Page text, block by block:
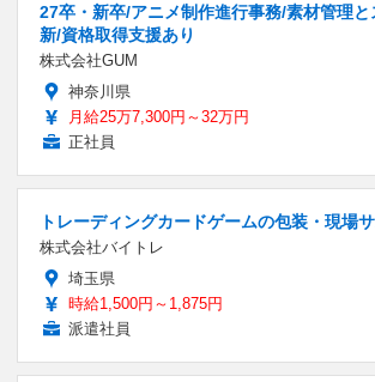
27卒・新卒/アニメ制作進行事務/素材管理
新/資格取得支援あり
株式会社GUM
神奈川県
月給25万7,300円～32万円
正社員
トレーディングカードゲームの包装・現場
株式会社バイトレ
埼玉県
時給1,500円～1,875円
派遣社員